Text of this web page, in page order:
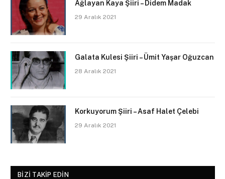
Ağlayan Kaya Şiiri – Didem Madak
29 Aralık 2021
Galata Kulesi Şiiri – Ümit Yaşar Oğuzcan
28 Aralık 2021
Korkuyorum Şiiri – Asaf Halet Çelebi
29 Aralık 2021
BIZI TAKIP EDIN